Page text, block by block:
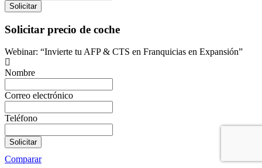
Solicitar
Solicitar precio de coche
Webinar: “Invierte tu AFP & CTS en Franquicias en Expansión”
Nombre
Correo electrónico
Teléfono
Solicitar
Comparar